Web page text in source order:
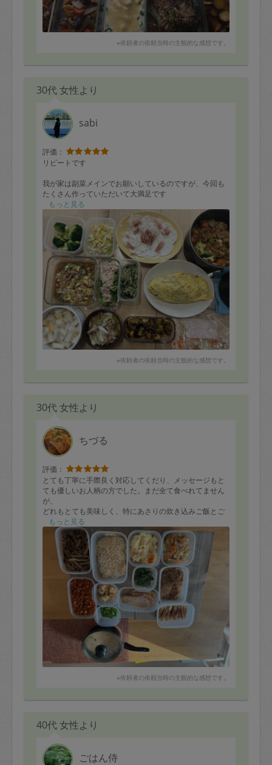
※依頼者の依頼当時の主観的な感想です。
30代 女性より
sabi
評価：
リピートです
我が家は副菜メインでお願いしているのですが、今回も
たくさん作っていただいて大満足です
作って欲しいメニューだけでなく、冷蔵庫にある材料で
も作っていただけるですごく助かっています
【メニュー】
ひじきの炊き込みご飯※写真なし
とんぺい焼き
大学芋（子供に好評だったためリピートです！）
春雨サラダ（私がリクエストしたにも関わらず春雨を買
い忘れました）
具沢山スープ（と冷凍用に具材）
鶏肉と根野菜のさっぱり煮
ブロッコリーのツナマヨ和え
コールスローサラダ
鶏肉と長ネギのオイル煮
きゅうりともやしのナムル
sabiさん今後もよろしくお願いします
もっと見る
※依頼者の依頼当時の主観的な感想です。
30代 女性より
ちづる
評価：
とても丁寧に手際良く対応してくだり、メッセージもと
ても優しいお人柄の方でした。まだ全て食べれてません
が、
どれもとても美味しく、特にあさりの炊き込みご飯とご
ぼうの時雨煮とチリコンカンが美味しかったです。
またぜひお願いしたいと思います。
本当にありがとうございました。
もっと見る
※依頼者の依頼当時の主観的な感想です。
40代 女性より
ごはん侍